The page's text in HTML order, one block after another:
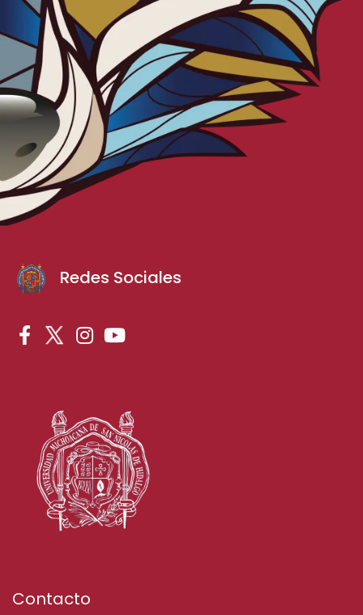
Redes Sociales
Contacto